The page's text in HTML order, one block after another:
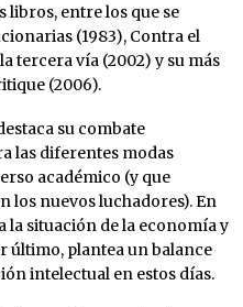
libros, entre los que se
(1983), Contra el
tercera vía (2002) y su más
(2006).
su combate
las diferentes modas
académico (y que
los nuevos luchadores). En
la situación de la economía y
último, plantea un balance
intelectual en estos días.